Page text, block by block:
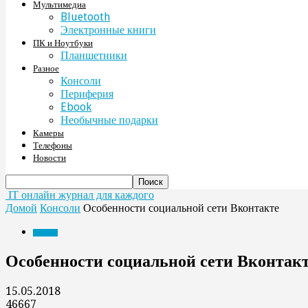
Мультимедиа
Bluetooth
Электронные книги
ПК и Ноутбуки
Планшетники
Разное
Консоли
Периферия
Ebook
Необычные подарки
Камеры
Телефоны
Новости
IT онлайн журнал для каждого
Домой Консоли Особенности социальной сети Вконтакте
Особенности социальной сети
15.05.2018
46667